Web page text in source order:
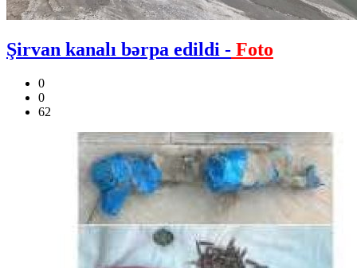
Şirvan kanalı bərpa edildi - Foto
0
0
62